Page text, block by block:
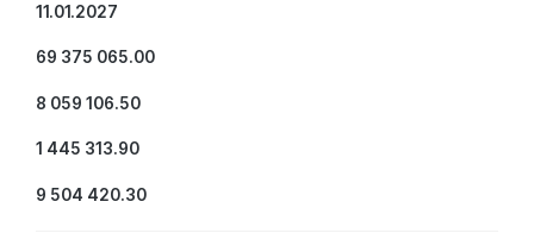
11.01.2027
69 375 065.00
8 059 106.50
1 445 313.90
9 504 420.30